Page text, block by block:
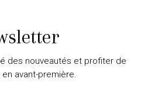
des nouveautés et profiter de
avant-première.